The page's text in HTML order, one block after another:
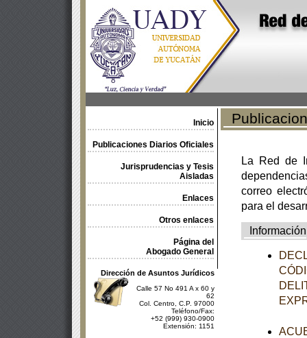
Inicio
Publicaciones Diarios Oficiales
Jurisprudencias y Tesis
Aisladas
Enlaces
Otros enlaces
Página del
Abogado General
Dirección de Asuntos Jurídicos
Calle 57 No 491 A x 60 y
62
Col. Centro, C.P. 97000
Teléfono/Fax:
+52 (999) 930-0900
Extensión: 1151
La Red de
correo
para el
Información